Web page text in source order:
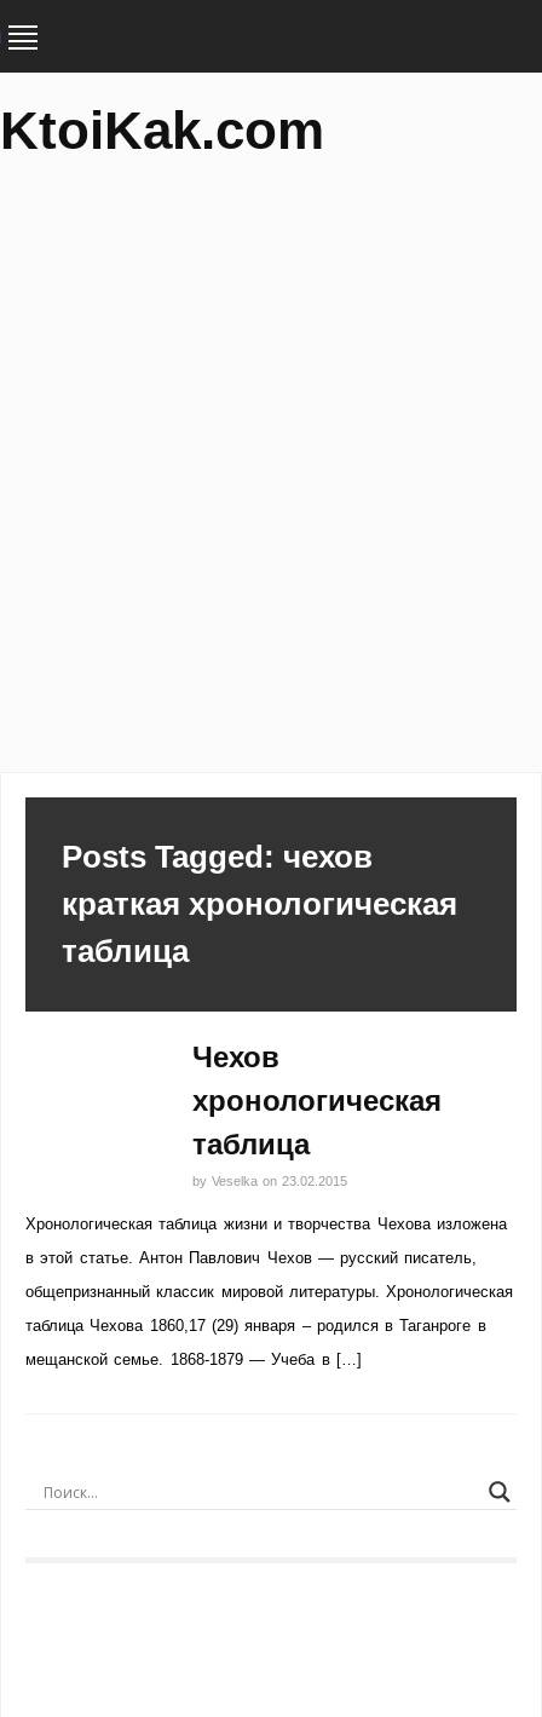
KtoiKak.com
Posts Tagged: чехов
краткая хронологическая
таблица
Чехов
хронологическая
таблица
by Veselka on 23.02.2015
Хронологическая таблица жизни и творчества Чехова изложена
в этой статье. Антон Павлович Чехов — русский писатель,
общепризнанный классик мировой литературы. Хронологическая
таблица Чехова 1860,17 (29) января – родился в Таганроге в
мещанской семье. 1868-1879 — Учеба в […]